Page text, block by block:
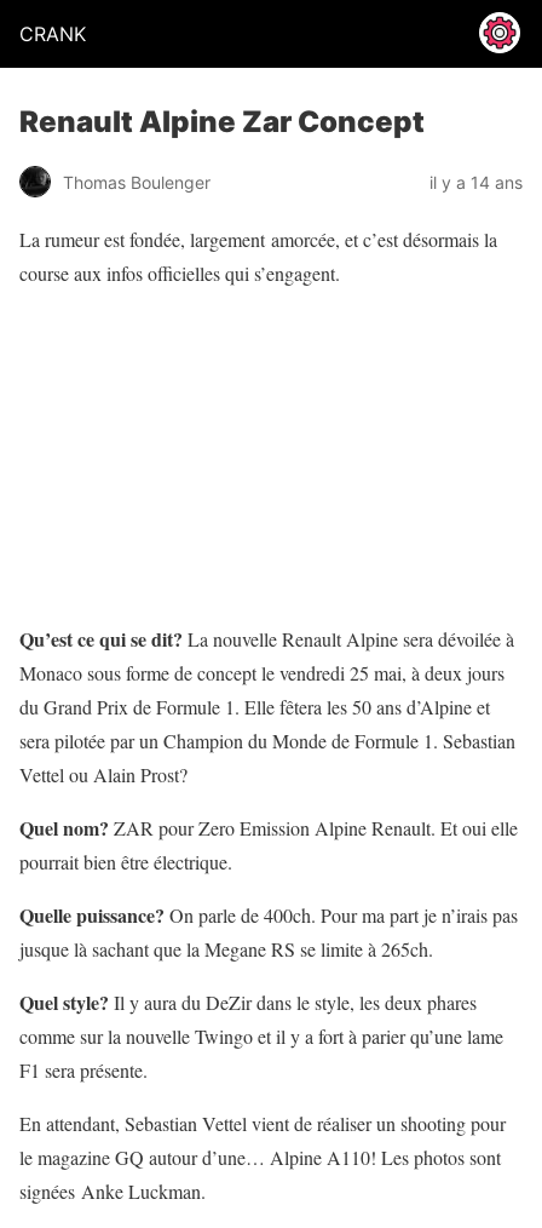
CRANK
Renault Alpine Zar Concept
Thomas Boulenger il y a 14 ans
La rumeur est fondée, largement amorcée, et c’est désormais la
course aux infos officielles qui s’engagent.
Qu’est ce qui se dit? La nouvelle Renault Alpine sera dévoilée à
Monaco sous forme de concept le vendredi 25 mai, à deux jours
du Grand Prix de Formule 1. Elle fêtera les 50 ans d’Alpine et
sera pilotée par un Champion du Monde de Formule 1. Sebastian
Vettel ou Alain Prost?
Quel nom? ZAR pour Zero Emission Alpine Renault. Et oui elle
pourrait bien être électrique.
Quelle puissance? On parle de 400ch. Pour ma part je n’irais pas
jusque là sachant que la Megane RS se limite à 265ch.
Quel style? Il y aura du DeZir dans le style, les deux phares
comme sur la nouvelle Twingo et il y a fort à parier qu’une lame
F1 sera présente.
En attendant, Sebastian Vettel vient de réaliser un shooting pour
le magazine GQ autour d’une… Alpine A110! Les photos sont
signées Anke Luckman.